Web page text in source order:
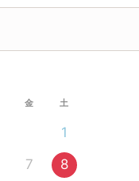
金 土
1
7
8